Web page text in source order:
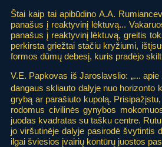
Štai kaip tai apibūdino A.A.
panašus į reaktyvinį lėktuvą...
panašus į reaktyvinį lėktuvą, greitis
perkirsta griežtai stačiu kryžiumi,
formos dūmų debesį, kuris pradėjo
V.E. Papkovas iš Jaroslavslio: „...
dangaus skliauto dalyje nuo horizonto
grybą ar parašiuto kupolą.
rodomus civilinės gynybos
juodas kvadratas su tašku centre.
jo viršutinėje dalyje pasirodė švytintis
ilgai šviesios įvairių kontūrų juostos